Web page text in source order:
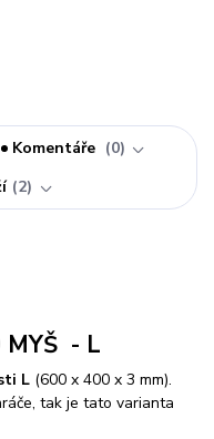
Komentáře
0
2
MYŠ - L
L (600 x 400 x 3 mm).
tak je tato varianta